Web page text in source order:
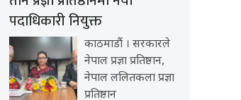
पदाधिकारी नियुक्त
काठमाडौं । सरकारले
नेपाल प्रज्ञा प्रतिष्ठान,
नेपाल ललितकला प्रज्ञा
प्रतिष्ठान